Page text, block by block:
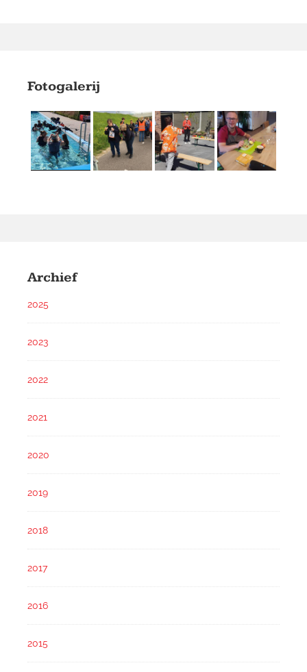
Fotogalerij
Archief
2025
2023
2022
2021
2020
2019
2018
2017
2016
2015